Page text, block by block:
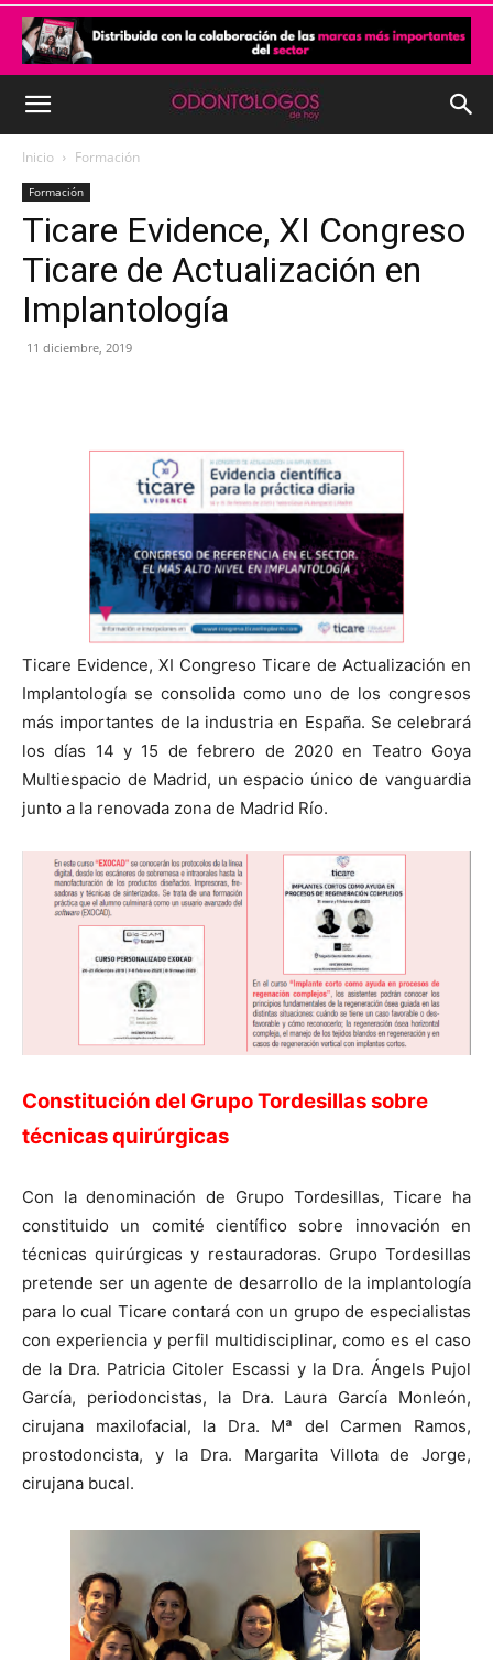
Inicio Formación
Formación
Ticare Evidence, XI Congreso
Ticare de Actualización en
Implantología
11 diciembre, 2019
Ticare Evidence, XI Congreso Ticare de Actualización en
Implantología se consolida como uno de los congresos
más importantes de la industria en España. Se celebrará
los días 14 y 15 de febrero de 2020 en Teatro Goya
Multiespacio de Madrid, un espacio único de vanguardia
junto a la renovada zona de Madrid Río.
Constitución del Grupo Tordesillas sobre
técnicas quirúrgicas
Con la denominación de Grupo Tordesillas, Ticare ha
constituido un comité científico sobre innovación en
técnicas quirúrgicas y restauradoras. Grupo Tordesillas
pretende ser un agente de desarrollo de la implantología
para lo cual Ticare contará con un grupo de especialistas
con experiencia y perfil multidisciplinar, como es el caso
de la Dra. Patricia Citoler Escassi y la Dra. Ángels Pujol
García, periodoncistas, la Dra. Laura García Monleón,
cirujana maxilofacial, la Dra. Mª del Carmen Ramos,
prostodoncista, y la Dra. Margarita Villota de Jorge,
cirujana bucal.